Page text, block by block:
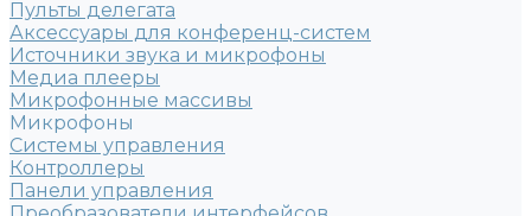
Пульты делегата
Аксессуары для конференц-систем
Источники звука и микрофоны
Медиа плееры
Микрофонные массивы
Микрофоны
Системы управления
Контроллеры
Панели управления